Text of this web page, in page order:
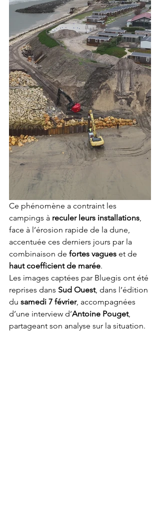
Ce phénomène a contraint les
campings à reculer leurs installations,
face à l’érosion rapide de la dune,
accentuée ces derniers jours par la
combinaison de fortes vagues et de
haut coefficient de marée.
Les images captées par Bluegis ont été
reprises dans Sud Ouest, dans l’édition
du samedi 7 février, accompagnées
d’une interview d’Antoine Pouget,
partageant son analyse sur la situation.